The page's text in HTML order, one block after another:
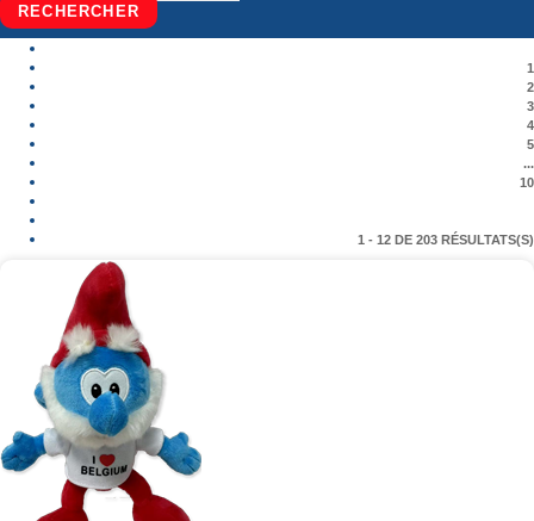
RECHERCHER
1
2
3
4
5
...
10
1 - 12 DE 203 RÉSULTATS(S)